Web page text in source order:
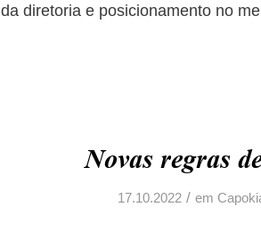
da diretoria e posicionamento no
Novas regras
17.10.2022 / em